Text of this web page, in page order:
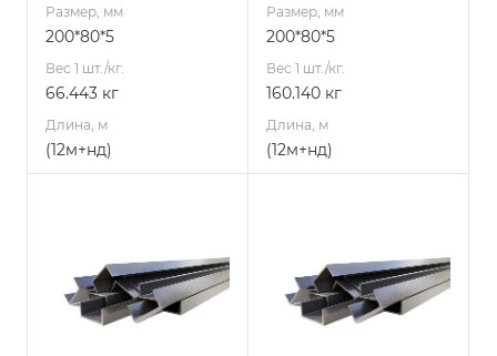
Размер, мм
200*80*5
Вес 1 шт./кг.
66.443 кг
Длина, м
(12м+нд)
Размер, мм
200*80*5
Вес 1 шт./кг.
160.140 кг
Длина, м
(12м+нд)